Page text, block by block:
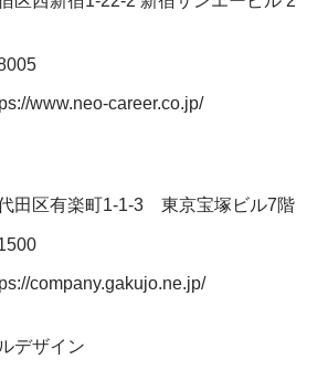
www.neo-career.co.jp/
田区有楽町1-1-3 東京宝塚ビル7階
company.gakujo.ne.jp/
デザイン